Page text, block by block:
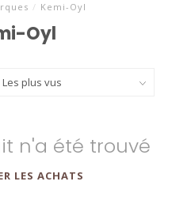
/ Kemi-Oyl
Oyl
n'a été trouvé
LES ACHATS